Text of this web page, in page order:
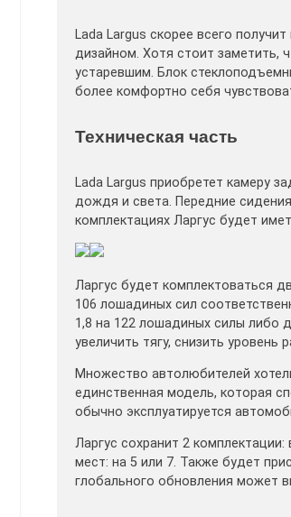
Lada Largus скорее всего
дизайном. Хотя стоит заметить,
устаревшим. Блок
более комфортно себя
Техническая часть
Lada Largus приобретет камеру
дождя и света. Передние
комплектациях Ларгус будет
Ларгус будет комплектоваться
106 лошадиных сил
1,8 на 122 лошадиных силы либо
увеличить тягу, снизить
Множество автолюбителей
единственная модель, которая
обычно эксплуатируется
Ларгус сохранит 2
мест: на 5 или 7. Также будет
глобального обновления может